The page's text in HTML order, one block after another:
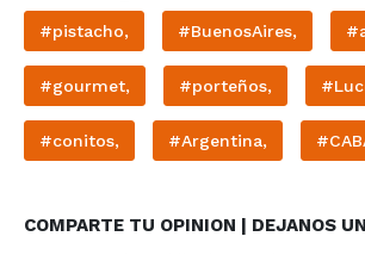
#pistacho, #BuenosAires,
#gourmet, #porteños,
#conitos, #Argentina,
COMPARTE TU OPINION | DEJANOS